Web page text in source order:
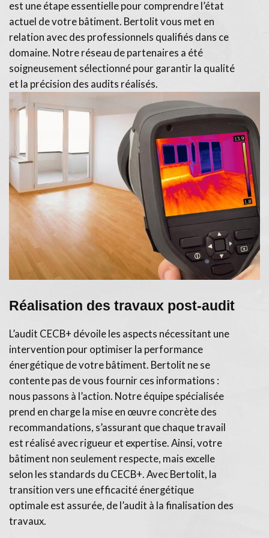
est une étape essentielle pour comprendre l’état
actuel de votre bâtiment. Bertolit vous met en
relation avec des professionnels qualifiés dans ce
domaine. Notre réseau de partenaires a été
soigneusement sélectionné pour garantir la qualité
et la précision des audits réalisés.
Réalisation des travaux post-audit
L’audit CECB+ dévoile les aspects nécessitant une
intervention pour optimiser la performance
énergétique de votre bâtiment. Bertolit ne se
contente pas de vous fournir ces informations :
nous passons à l’action. Notre équipe spécialisée
prend en charge la mise en œuvre concrète des
recommandations, s’assurant que chaque travail
est réalisé avec rigueur et expertise. Ainsi, votre
bâtiment non seulement respecte, mais excelle
selon les standards du CECB+. Avec Bertolit, la
transition vers une efficacité énergétique
optimale est assurée, de l’audit à la finalisation des
travaux.